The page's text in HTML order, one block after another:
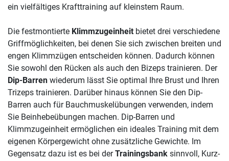
ein vielfältiges Krafttraining auf kleinstem Raum.
Die festmontierte Klimmzugeinheit bietet drei verschiedene
Griffmöglichkeiten, bei denen Sie sich zwischen breiten und
engen Klimmzügen entscheiden können. Dadurch können
Sie sowohl den Rücken als auch den Bizeps trainieren. Der
Dip-Barren wiederum lässt Sie optimal Ihre Brust und Ihren
Trizeps trainieren. Darüber hinaus können Sie den Dip-
Barren auch für Bauchmuskelübungen verwenden, indem
Sie Beinhebeübungen machen. Dip-Barren und
Klimmzugeinheit ermöglichen ein ideales Training mit dem
eigenen Körpergewicht ohne zusätzliche Gewichte. Im
Gegensatz dazu ist es bei derTrainingsbank sinnvoll, Kurz-